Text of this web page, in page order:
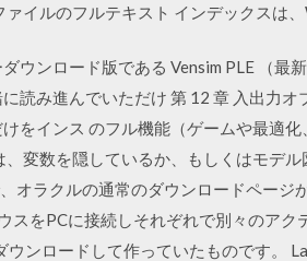
イルのフルテキスト インデックスは
ウンロード版である Vensim PLE （最
読み進んでいただけ 第 12 章 入出力
をインス のフル機能（ゲームや最適
変数を隠しているか、もしくはモデ
オラクルの通常のダウンロードページ
スをPCに接続しそれぞれで別々のアク
ウンロードして作っていたものです。